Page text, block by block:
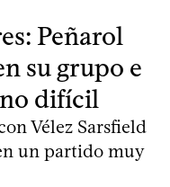
Peñarol
su grupo e
difícil
Vélez Sarsfield
un partido muy